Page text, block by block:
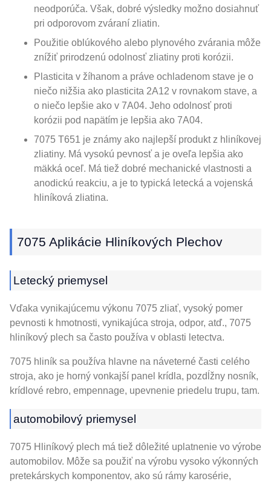
neodporúča. Však, dobré výsledky možno dosiahnuť
pri odporovom zváraní zliatin.
Použitie oblúkového alebo plynového zvárania môže
znížiť prirodzenú odolnosť zliatiny proti korózii.
Plasticita v žíhanom a práve ochladenom stave je o
niečo nižšia ako plasticita 2A12 v rovnakom stave, a
o niečo lepšie ako v 7A04. Jeho odolnosť proti
korózii pod napätím je lepšia ako 7A04.
7075 T651 je známy ako najlepší produkt z hliníkovej
zliatiny. Má vysokú pevnosť a je oveľa lepšia ako
mäkká oceľ. Má tiež dobré mechanické vlastnosti a
anodickú reakciu, a je to typická letecká a vojenská
hliníková zliatina.
7075 Aplikácie Hliníkových Plechov
Letecký priemysel
Vďaka vynikajúcemu výkonu 7075 zliať, vysoký pomer
pevnosti k hmotnosti, vynikajúca stroja, odpor, atď., 7075
hliníkový plech sa často používa v oblasti letectva.
7075 hliník sa používa hlavne na náveterné časti celého
stroja, ako je horný vonkajší panel krídla, pozdĺžny nosník,
krídlové rebro, empennage, upevnenie priedelu trupu, tam.
automobilový priemysel
7075 Hliníkový plech má tiež dôležité uplatnenie vo výrobe
automobilov. Môže sa použiť na výrobu vysoko výkonných
pretekárskych komponentov, ako sú rámy karosérie,